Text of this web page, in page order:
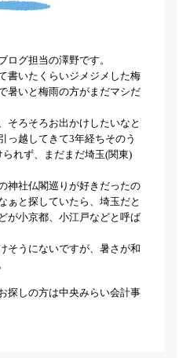
ログ担当の澤野です。
書いたくらいジメジメした梅
暑いと梅雨の方がまだマシだ
そろそろお出かけしたいなと
っ越してきて3年経ちそのう
れず、まだまだ埼玉(関東)
神社仏閣巡りが好きだったの
ぁと探していたら、埼玉だと
が小京都、小江戸などと呼ば
そうにないですが、暑さが和
探しの方は中央みらい会計事